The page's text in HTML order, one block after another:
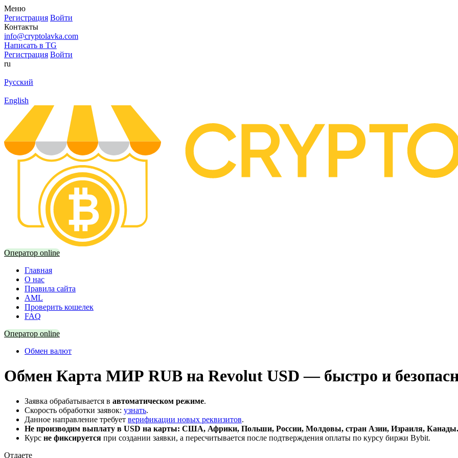
Меню
Регистрация Войти
Контакты
info@cryptolavka.com
Написать в TG
Регистрация Войти
ru
Русский
English
Оператор online
Главная
О нас
Правила сайта
AML
Проверить кошелек
FAQ
Оператор online
Обмен валют
Обмен Карта МИР RUB на Revolut USD — быстро и
Заявка обрабатывается в автоматическом режиме.
Скорость обработки заявок: узнать.
Данное направление требует верификации новых реквизитов.
Не производим выплату в USD на карты: США, Африки, Польши, России, Молдовы, стран Азии, Израиля, Канады.
Курс не фиксируется при создании заявки, а пересчитывается после подтверждения оплаты по курсу биржи Bybit.
Отдаете